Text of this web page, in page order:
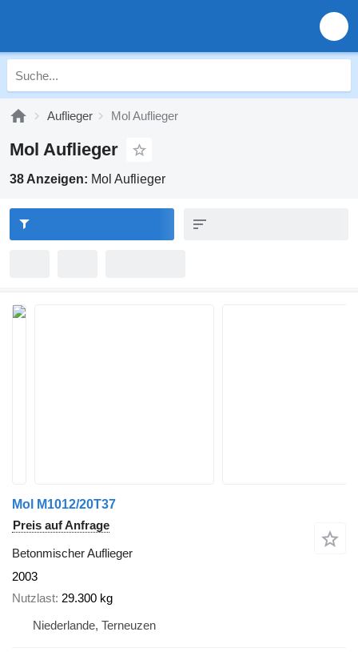
Auflieger Mol Auflieger
Mol Auflieger
38 Anzeigen: Mol Auflieger
Mol M1012/20T37
Preis auf Anfrage
Betonmischer Auflieger
2003
Nutzlast 29.300 kg
Niederlande, Terneuzen